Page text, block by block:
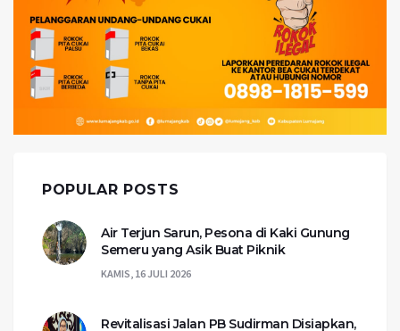
POPULAR POSTS
Air Terjun Sarun, Pesona di Kaki Gunung
Semeru yang Asik Buat Piknik
KAMIS, 16 JULI 2026
Revitalisasi Jalan PB Sudirman Disiapkan,